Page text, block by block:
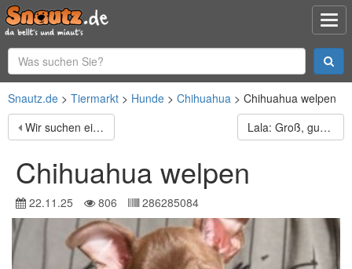
Snautz.de Tiermarkt Hunde Chihuahua
Chihuahua welpen
Wir suchen ein liebevolles, neues Zuhause für unseren Hund
Lala: Groß, gutmütig, souverän
Chihuahua welpen
22.11.25 806 286285084